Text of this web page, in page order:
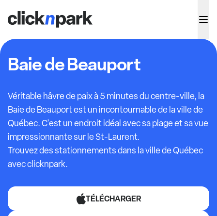
Baie de Beauport
Véritable hâvre de paix à 5 minutes du centre-ville, la
Baie de Beauport est un incontournable de la ville de
Québec. C'est un endroit idéal avec sa plage et sa vue
impressionnante sur le St-Laurent.
Trouvez des stationnements dans la ville de Québec
avec clicknpark.
TÉLÉCHARGER